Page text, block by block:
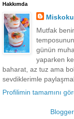
Hakkımda
Mutfak
günün
yaparken
baharat, az tuz ama
sevdiklerimle
Profilimin tamamını
Blogger